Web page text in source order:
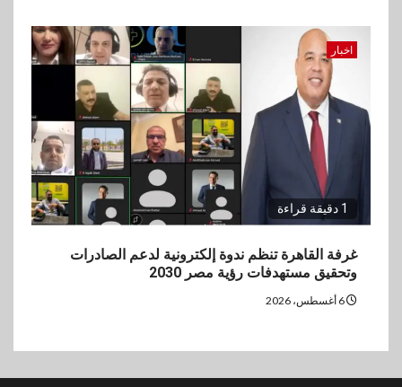
اخبار
1 دقيقة قراءة
غرفة القاهرة تنظم ندوة إلكترونية لدعم الصادرات
وتحقيق مستهدفات رؤية مصر 2030